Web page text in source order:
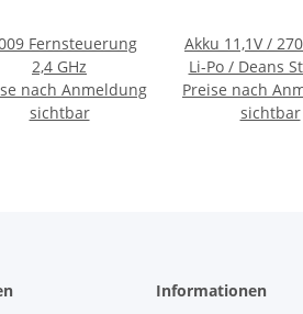
Fernsteuerung
2,4 GHz
nach Anmeldung
sichtbar
Akku 11,1V /
Li-Po / Deans
FT012
Preise nach
sichtbar
Informationen